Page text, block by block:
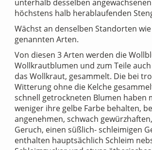
unterhalb desselben
höchstens halb herablaufenden
Wächst an denselben Standorten
genannten Arten.
Von diesen 3 Arten werden die
Wollkrautblumen und zum Teile
das Wollkraut, gesammelt. Die bei
Witterung ohne die Kelche
schnell getrockneten Blumen haben
weniger ihre gelbe Farbe behalten,
angenehmen, schwach
Geruch, einen süßlich- schleimigen
enthalten hauptsächlich Schleim